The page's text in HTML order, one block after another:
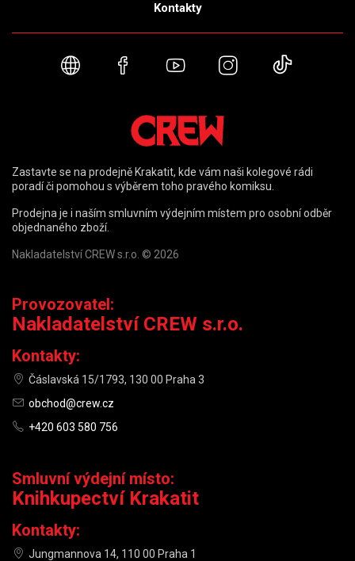
Kontakty
Webové stránky
FacebookYouTubeInstagram
Zastavte se na prodejně Krakatit, kde vám naši kolegové rádi
poradí či pomohou s výběrem toho pravého komiksu.
Prodejna je i naším smluvním výdejním místem pro osobní odběr
objednaného zboží.
Nakladatelství CREW s.r.o. © 2026
Provozovatel:
Nakladatelství CREW s.r.o.
Kontakty:
Čáslavská 15/1793, 130 00 Praha 3
obchod@crew.cz
+420 603 580 756
Smluvní výdejní místo:
Knihkupectví Krakatit
Kontakty:
Jungmannova 14, 110 00 Praha 1